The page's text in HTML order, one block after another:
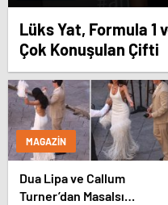
Lüks Yat, Formula 1
Çok Konuşulan Çifti
MAGAZIN
Dua Lipa ve Callum
Turner’dan Masalsı